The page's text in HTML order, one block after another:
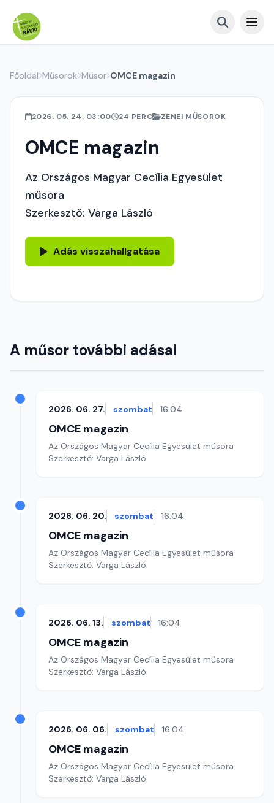
Főoldal Műsorok Műsor OMCE magazin
2026. 05. 24. 03:00 24 PERC ZENEI MŰSOROK
OMCE magazin
Az Országos Magyar Cecília Egyesület
műsora
Szerkesztő: Varga László
Adás visszahallgatása
A műsor további adásai
2026. 06. 27. szombat 16:04
OMCE magazin
Az Országos Magyar Cecília Egyesület műsora
Szerkesztő: Varga László
2026. 06. 20. szombat 16:04
OMCE magazin
Az Országos Magyar Cecília Egyesület műsora
Szerkesztő: Varga László
2026. 06. 13. szombat 16:04
OMCE magazin
Az Országos Magyar Cecília Egyesület műsora
Szerkesztő: Varga László
2026. 06. 06. szombat 16:04
OMCE magazin
Az Országos Magyar Cecília Egyesület műsora
Szerkesztő: Varga László